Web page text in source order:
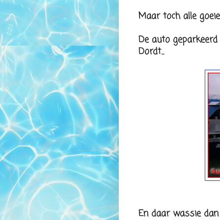
Maar toch alle
De auto
Dordt...
En daar wassie